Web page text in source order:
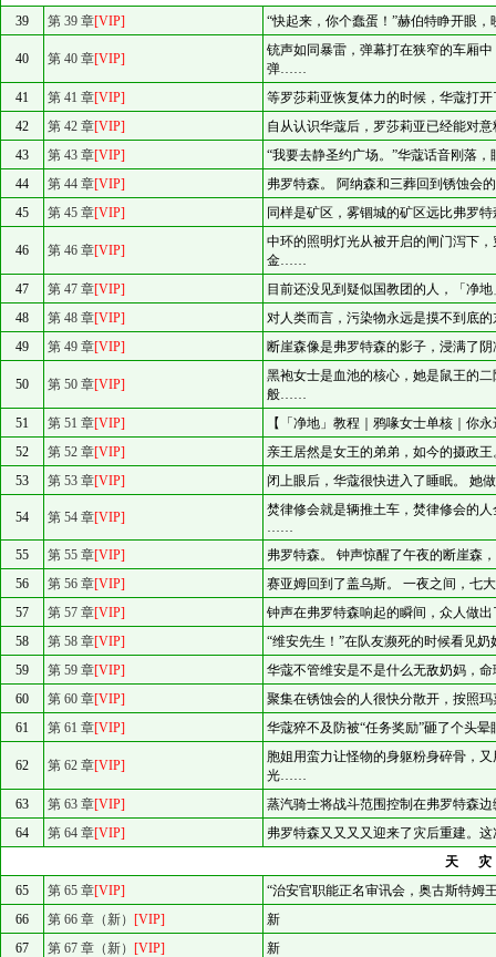
39 第 39 章[VIP] “快起来，你个蠢蛋！”赫伯特睁开眼
40 第 40 章[VIP]
铳声如同暴雷，弹幕打在狭窄的车厢
弹……
41
第 41 章[VIP]
等罗莎莉亚恢复体力的时候，华蔻打
42
第 42 章[VIP]
自从认识华蔻后，罗莎莉亚已经能对
43
第 43 章[VIP]
“我要去静圣约广场。”华蔻话音刚落
44
第 44 章[VIP]
弗罗特森。 阿纳森和三葬回到锈蚀
45
第 45 章[VIP] 同样是矿区，雾锢城的矿区远比弗罗
46 第 46 章[VIP]
中环的照明灯光从被开启的闸门泻下
金……
47
第 47 章[VIP]
目前还没见到疑似国教团的人，「净
48
第 48 章[VIP]
对人类而言，污染物永远是摸不到底
49
第 49 章[VIP] 断崖森像是弗罗特森的影子，浸满了
50 第 50 章[VIP]
黑袍女士是血池的核心，她是鼠王的
般……
51
第 51 章[VIP]
【「净地」教程｜鸦喙女士单核｜你
52
第 52 章[VIP]
亲王居然是女王的弟弟，如今的摄政
53
第 53 章[VIP] 闭上眼后，华蔻很快进入了睡眠。 她
54 第 54 章[VIP]
焚律修会就是辆推土车，焚律修会的
……
55
第 55 章[VIP]
弗罗特森。 钟声惊醒了午夜的断崖
56
第 56 章[VIP]
赛亚姆回到了盖乌斯。 一夜之间，
57
第 57 章[VIP]
钟声在弗罗特森响起的瞬间，众人做
58
第 58 章[VIP]
“维安先生！”在队友濒死的时候看见
59
第 59 章[VIP]
华蔻不管维安是不是什么无敌奶妈，
60
第 60 章[VIP]
聚集在锈蚀会的人很快分散开，按照
61
第 61 章[VIP] 华蔻猝不及防被“任务奖励”砸了个头
62 第 62 章[VIP]
胞姐用蛮力让怪物的身躯粉身碎骨，
光……
63
第 63 章[VIP]
蒸汽骑士将战斗范围控制在弗罗特森
64
第 64 章[VIP]
弗罗特森又又又又迎来了灾后重建。
天
65
第 65 章[VIP]
“治安官职能正名审讯会，奥古斯特
66
第 66 章（新） [VIP]
新
67
第 67 章（新） [VIP]
新